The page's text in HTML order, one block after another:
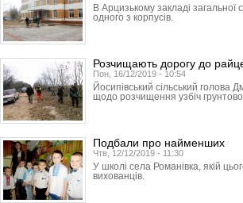
В Арцизькому закладі
одного з корпусів.
Розчищають дорогу до
Пон, 16/12/2019 - 10:54
Йосипівський сільський голова
щодо розчищення узбіч
Подбали про найменших
Чтв, 12/12/2019 - 11:30
У школі села Романівка, якій
вихованців.